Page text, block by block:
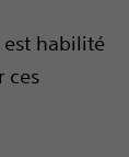
est habilité
ces